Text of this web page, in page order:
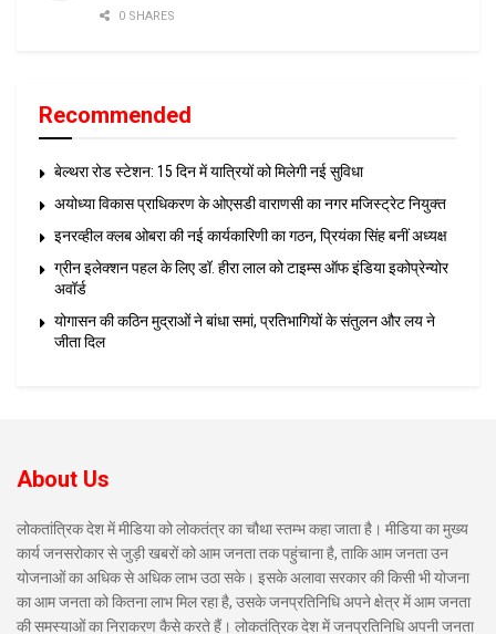
0 SHARES
Recommended
बेल्थरा रोड स्टेशन: 15 दिन में यात्रियों को मिलेगी नई सुविधा
अयोध्या विकास प्राधिकरण के ओएसडी वाराणसी का नगर मजिस्ट्रेट नियुक्त
इनरव्हील क्लब ओबरा की नई कार्यकारिणी का गठन, प्रियंका सिंह बनीं अध्यक्ष
ग्रीन इलेक्शन पहल के लिए डॉ. हीरा लाल को टाइम्स ऑफ इंडिया इकोप्रेन्योर
अवॉर्ड
योगासन की कठिन मुद्राओं ने बांधा समां, प्रतिभागियों के संतुलन और लय ने
जीता दिल
About Us
लोकतांत्रिक देश में मीडिया को लोकतंत्र का चौथा स्तम्भ कहा जाता है। मीडिया का मुख्य
कार्य जनसरोकार से जुड़ी खबरों को आम जनता तक पहुंचाना है, ताकि आम जनता उन
योजनाओं का अधिक से अधिक लाभ उठा सके। इसके अलावा सरकार की किसी भी योजना
का आम जनता को कितना लाभ मिल रहा है, उसके जनप्रतिनिधि अपने क्षेत्र में आम जनता
की समस्याओं का निराकरण कैसे करते हैं। लोकतंत्रिक देश में जनप्रतिनिधि अपनी जनता